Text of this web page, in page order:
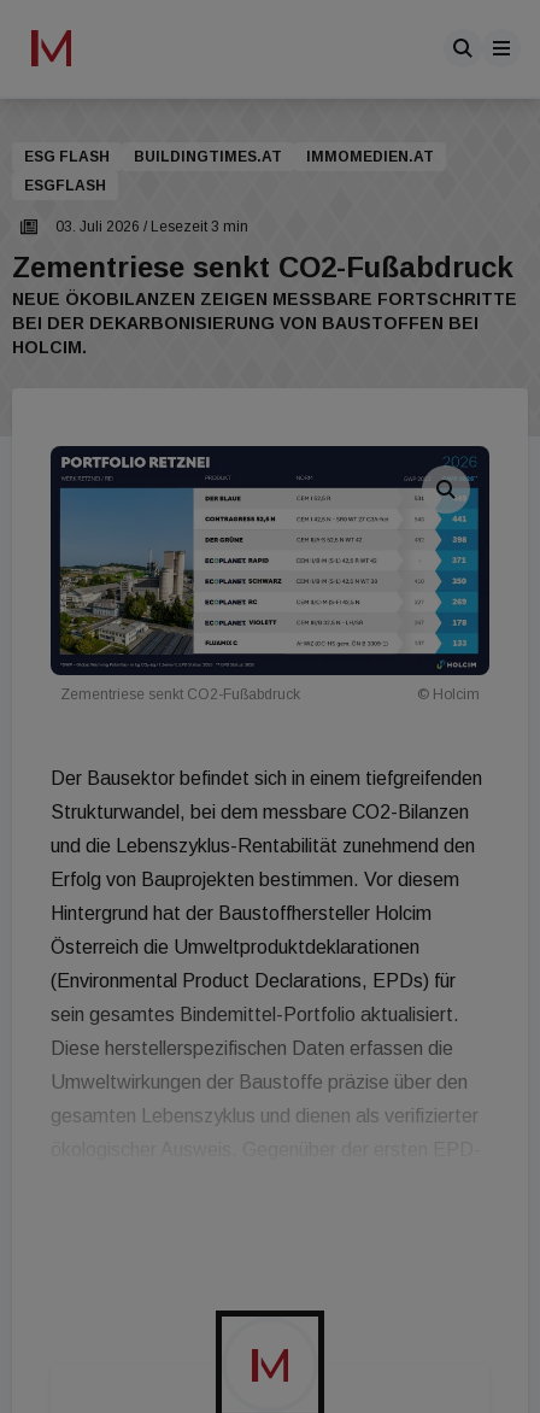
ESG FLASH BUILDINGTIMES.AT
IMMOMEDIEN.AT
ESGFLASH
03. Juli 2026 / Lesezeit 3 min
Zementriese senkt CO2-Fußabdruck
NEUE ÖKOBILANZEN ZEIGEN MESSBARE FORTSCHRITTE
BEI DER DEKARBONISIERUNG VON BAUSTOFFEN BEI
HOLCIM.
Zementriese senkt CO2-Fußabdruck © Holcim
Der Bausektor befindet sich in einem tiefgreifenden
Strukturwandel, bei dem messbare CO2-Bilanzen
und die Lebenszyklus-Rentabilität zunehmend den
Erfolg von Bauprojekten bestimmen. Vor diesem
Hintergrund hat der Baustoffhersteller Holcim
Österreich die Umweltproduktdeklarationen
(Environmental Product Declarations, EPDs) für
sein gesamtes Bindemittel-Portfolio aktualisiert.
Diese herstellerspezifischen Daten erfassen die
Umweltwirkungen der Baustoffe präzise über den
gesamten Lebenszyklus und dienen als verifizierter
dass sich der Fortschritt direkt auf Gebäudeebene
in den Ökobilanzen abbilden lässt.